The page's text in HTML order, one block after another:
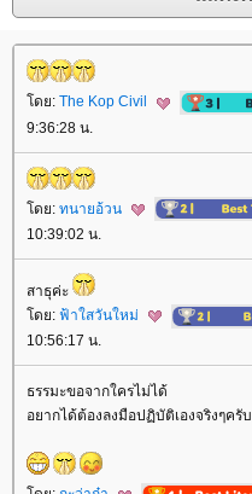
ดย: The Kop Civil
9:36:28 น.
ดย: ทนายอ้วน
10:39:02 น.
สาธุค่ะ
ดย: ฟ้าใสวันใหม่
10:56:17 น.
ธรรมะขอจากใครไม่ได้
อยากได้ต้องลงมือปฏิบัติเองจริงๆครับ